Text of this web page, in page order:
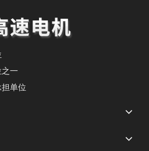
多花十分钟少折腾几次
一转比直接干活更稳妥
可能悄悄打折扣
但电主轴寿命可能受影响
很多人没注意到
一
单位